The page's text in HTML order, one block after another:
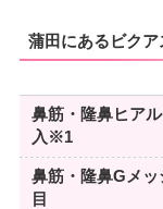
蒲田にあるビク
鼻筋・隆鼻ヒア
入※1
鼻筋・隆鼻Gメッ
目